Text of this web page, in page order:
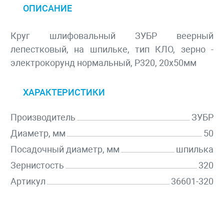
ОПИСАНИЕ
Круг шлифовальный ЗУБР веерный
лепестковый, на шпильке, тип КЛО, зерно -
электрокорунд нормальный, P320, 20х50мм
ХАРАКТЕРИСТИКИ
Производитель
ЗУБР
Диаметр, мм
50
Посадочный диаметр, мм
шпилька
Зернистость
320
Артикул
36601-320